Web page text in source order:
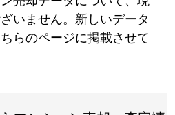
いません。新しいデータ
らのページに掲載させて